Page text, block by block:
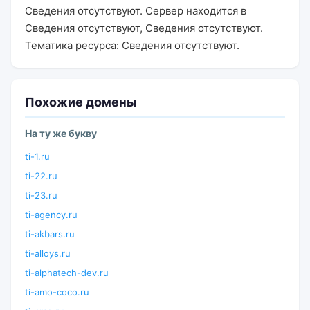
Сведения отсутствуют. Сервер находится в
Сведения отсутствуют, Сведения отсутствуют.
Тематика ресурса: Сведения отсутствуют.
Похожие домены
На ту же букву
ti-1.ru
ti-22.ru
ti-23.ru
ti-agency.ru
ti-akbars.ru
ti-alloys.ru
ti-alphatech-dev.ru
ti-amo-coco.ru